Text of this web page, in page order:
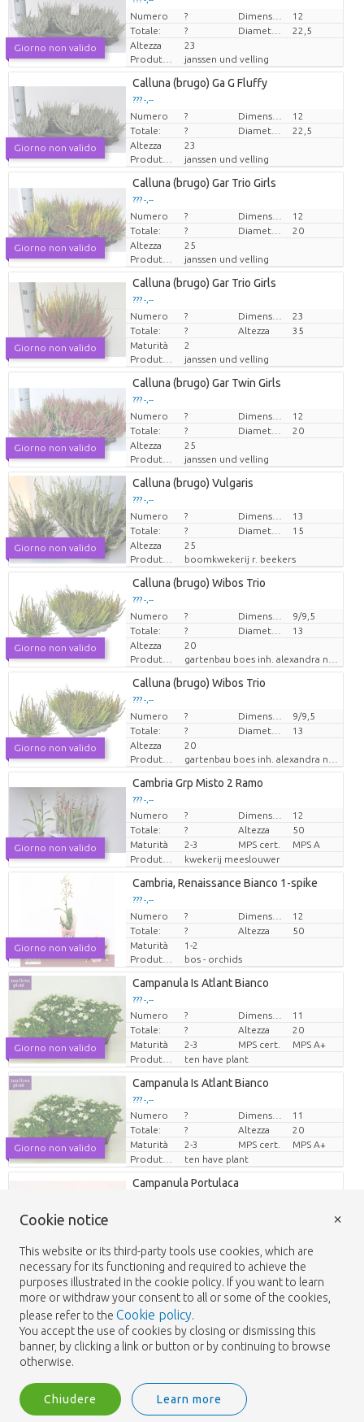
Prezzo x uno
Loading...
??? -,--
Prezzo x uno
Loading...
??? -,--
Prezzo x uno
Loading...
??? -,--
Prezzo x uno
Loading...
??? -,--
Prezzo x uno
Loading...
??? -,--
Prezzo x uno
Loading...
??? -,--
Prezzo x uno
Loading...
??? -,--
Prezzo x uno
Loading...
??? -,--
Prezzo x uno
Loading...
??? -,--
Prezzo x uno
Loading...
??? -,--
Prezzo x uno
Loading...
??? -,--
Prezzo x uno
Loading...
Loading...
??? -,--
Prezzo x uno
Loading...
??? -,--
Prezzo x uno
Giorno non valido
Prezzo x uno
Numero ?
12
Totale:
?
22,5
Altezza
23
Produttore
janssen und velling
Giorno non valido
Calluna (brugo) Ga G Fluffy
??? -,--
Prezzo x uno
Numero ?
12
Totale:
?
22,5
Altezza
23
Produttore
janssen und velling
Giorno non valido
Calluna (brugo) Gar Trio Girls
??? -,--
Prezzo x uno
Numero ?
12
Totale:
?
20
Altezza
25
Produttore
janssen und velling
Giorno non valido
Calluna (brugo) Gar Trio Girls
??? -,--
Prezzo x uno
Numero ?
23
Totale:
? Altezza
35
Maturità
2
Produttore
janssen und velling
Giorno non valido
Calluna (brugo) Gar Twin Girls
??? -,--
Prezzo x uno
Numero ?
12
Totale:
?
20
Altezza
25
Produttore
janssen und velling
Giorno non valido
Calluna (brugo) Vulgaris
??? -,--
Prezzo x uno
Numero ?
13
Totale:
?
15
Altezza
25
Produttore
boomkwekerij r. beekers
Giorno non valido
Calluna (brugo) Wibos Trio
??? -,--
Prezzo x uno
Numero ?
9/9,5
Totale:
?
13
Altezza
20
Produttore
Giorno non valido
Calluna (brugo) Wibos Trio
??? -,--
Prezzo x uno
Numero ?
9/9,5
Totale:
?
13
Altezza
20
Produttore
Giorno non valido
Cambria Grp Misto 2 Ramo
??? -,--
Prezzo x uno
Numero ?
12
Totale:
? Altezza
50
Maturità
2-3 MPS cert.
MPS A
Produttore
kwekerij meeslouwer
Giorno non valido
Cambria, Renaissance Bianco 1-spike
??? -,--
Prezzo x uno
Numero ?
12
Totale:
? Altezza
50
Maturità
1-2
Produttore
bos - orchids
Giorno non valido
Campanula Is Atlant Bianco
??? -,--
Prezzo x uno
Numero ?
11
Totale:
? Altezza
20
Maturità
2-3 MPS cert.
MPS A+
Produttore
ten have plant
Giorno non valido
Campanula Is Atlant Bianco
??? -,--
Prezzo x uno
Numero ?
11
Totale:
? Altezza
20
Maturità
2-3 MPS cert.
MPS A+
Produttore
ten have plant
Giorno non valido
Campanula Portulaca
Maturità
2-3 MPS sertifikāts
Produttore
kuivenhoven poeldijk
Giorno non valido
Capsico An Joker
??? -,--
Prezzo x uno
Numero ?
Totale:
? Altezza
25
Altezza di trasporto
35 MPS cert.
MPS A+
Capsico An Samba Misto
??? -,--
Prezzo x uno
Numero ?
Cookie notice
This website or its third-party tools use cookies, which are
necessary for its functioning and required to achieve the
purposes illustrated in the cookie policy. If you want to learn
more or withdraw your consent to all or some of the cookies,
please refer to the Cookie policy.
You accept the use of cookies by closing or dismissing this
banner, by clicking a link or button or by continuing to browse
otherwise.
Chiudere Learn more
×